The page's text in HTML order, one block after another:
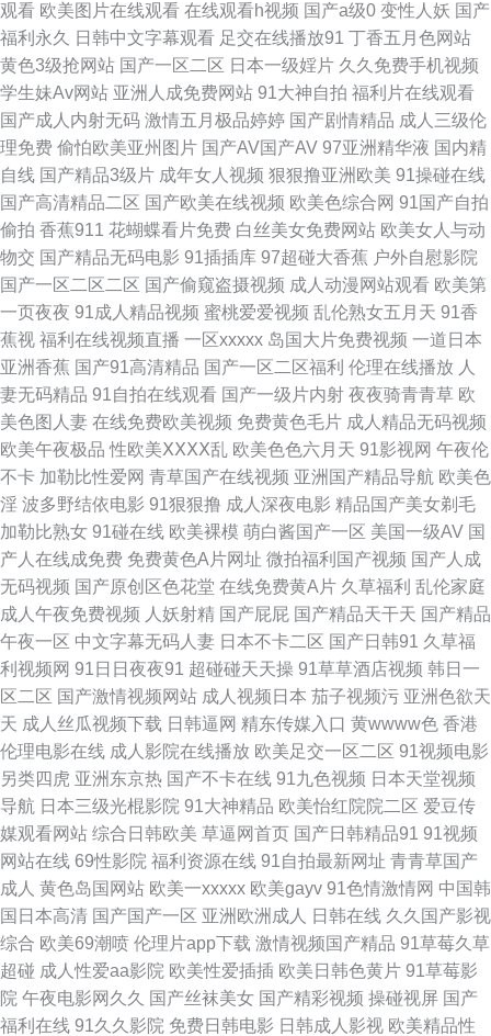
国产精品福利探花 国产36页 91干福利视频 91视频网站链接 97精品视频 爱
豆传媒悟空电影院 国产在线小视频 九九国产精 久艹网伊人 精品产品日精品
产品 男人天堂ay 91tv在线看 国产视频小说91 亚洲五月天丁香 韩日在线伦理
片 五月天色色 久久免费精品视频图片 超碰人人奸 色情五月 91社抖音在线
九一社区在线观看 91v国产精品酒视频 欧美性交片深喉 91啦在线视频 国产
情侣肏屄视频 天天激情导航 91熟女在线破膜 久草精品资源站 四虎久久 91网
站在线观看免费 国产精品自拍一区 熟妇乱一区二区 91妻骚逼网站 欧美日韩
中文字幕 69福利社首页 丁香五月激情一本道 日韩色影影院 日韩TV123区 99
精品小视频 微拍福利伦理 国产激情一区 久久精品品国产 91干福利视频 成人
福利99 午夜福利电源 东方av免费观看 丝袜人妻中出无码 91看频 日韩久久
中文 91永久免费看视频 激情综合网激情九月 香蕉蜜桃小视频 TS人妖做爱在
线观看 免费国产三级网址 91青草草 欧美日韩sss 91性感在线 老湿影院福利
社 91资源 五月天福利導航 丁香成人色网 91社免费入口 av在线不卡影院 91
大神精品 欧美色图15P 香蕉人狼人综合 东方在线正在进入AV 欧美成久久 成
人福利一区 69福利导航在线 av黑料在线 91成人在线初夜 一本道av福利社
91小视频在线 婷婷午夜 肏屄自拍视频 日韩无码高清一区 久re九九 91啪啪
国产先锋AV 日本综合色网 91TV是什么 国产精品人久久精品 影音先锋AV无
码网 久久亚洲精品波多 亚洲天堂网2026 日韩电影αν免费 91网站入口免费
探花精品9区 91白虎丝袜福利观看 色情下载 美女逼视频 91PRON网站 91舔
观看 欧美图片在线观看 在线观看h视频 国产a级0 变性人妖 国产
福利永久
日韩中文字幕观看 足交在线播放91 丁香五月色网站
黄色3级抢网站 国产一区二区 日本一级婬片 久久免费手机视频
学生妹Av网站 亚洲人成免费网站 91大神自拍 福利片在线观看
国产成人内射无码 激情五月极品婷婷 国产剧情精品 成人三级伦
理免费 偷怕欧美亚州图片 国产AV国产AV 97亚洲精华液 国内精
自线 国产精品3级片 成年女人视频 狠狠撸亚洲欧美 91操碰在线
国产高清精品二区 国产欧美在线视频 欧美色综合网 91国产自拍
偷拍 香蕉911 花蝴蝶看片免费 白丝美女免费网站 欧美女人与动
物交 国产精品无码电影 91插插库 97超碰大香蕉 户外自慰影院
国产一区二区二区 国产偷窥盗摄视频 成人动漫网站观看 欧美第
一页夜夜 91成人精品视频 蜜桃爱爱视频 乱伦熟女五月天 91香
蕉视 福利在线视频直播 一区xxxxx 岛国大片免费视频 一道日本
亚洲香蕉 国产91高清精品 国产一区二区福利 伦理在线播放 人
妻无码精品 91自拍在线观看 国产一级片内射 夜夜骑青青草 欧
美色图人妻 在线免费欧美视频 免费黄色毛片 成人精品无码视频
欧美午夜极品 性欧美ⅩⅩⅩⅩ乱 欧美色色六月天 91影视网 午夜伦
不卡 加勒比性爱网 青草国产在线视频 亚洲国产精品导航 欧美色
淫 波多野结依电影 91狠狠撸 成人深夜电影 精品国产美女剃毛
加勒比熟女 91碰在线 欧美裸模 萌白酱国产一区 美国一级AV 国
产人在线成免费 免费黄色A片网址 微拍福利国产视频 国产人成
无码视频 国产原创区色花堂 在线免费黄A片 久草福利 乱伦家庭
成人午夜免费视频 人妖射精 国产屁屁 国产精品天干天 国产精品
午夜一区 中文字幕无码人妻 日本不卡二区 国产日韩91 久草福
利视频网 91日日夜夜91 超碰碰天天操 91草草酒店视频 韩日一
区二区 国产激情视频网站 成人视频日本 茄子视频污 亚洲色欲天
天 成人丝瓜视频下载 日韩逼网 精东传媒入口 黄wwww色 香港
伦理电影在线 成人影院在线播放 欧美足交一区二区 91视频电影
另类四虎 亚洲东京热 国产不卡在线 91九色视频 日本天堂视频
导航 日本三级光棍影院 91大神精品 欧美怡红院院二区 爱豆传
媒观看网站 综合日韩欧美 草逼网首页 国产日韩精品91 91视频
网站在线 69性影院 福利资源在线 91自拍最新网址 青青草国产
成人 黄色岛国网站 欧美一xxxxx 欧美gayv 91色情激情网 中国韩
国日本高清 国产国产一区 亚洲欧洲成人 日韩在线 久久国产影视
综合 欧美69潮喷 伦理片app下载 激情视频国产精品 91草莓久草
超碰 成人性爱aa影院 欧美性爱插插 欧美日韩色黄片 91草莓影
院 午夜电影网久久 国产丝袜美女 国产精彩视频 操碰视屏 国产
福利在线 91久久影院 免费日韩电影 日韩成人影视 欧美精品性